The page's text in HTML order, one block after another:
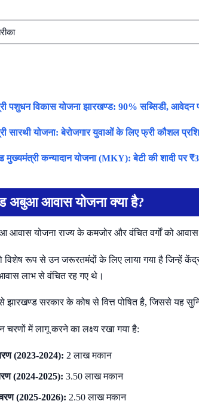
पशुधन विकास योजना झारखण्ड: 90% सब्सिडी, आवेदन
सारथी योजना: बेरोजगार युवाओं के लिए फ्री कौशल
मुख्यमंत्री कन्यादान योजना (MKY): बेटी की शादी पर
अबुआ आवास योजना क्या है?
आवास योजना राज्य के कमजोर और वंचित वर्गों को
विशेष रूप से उन जरूरतमंदों के लिए लाया गया है जिन्हें
लाभ से वंचित रह गए थे।
झारखण्ड सरकार के कोष से वित्त पोषित है, जिससे यह
चरणों में लागू करने का लक्ष्य रखा गया है:
(2023-2024): 2 लाख मकान
(2024-2025): 3.50 लाख मकान
(2025-2026): 2.50 लाख मकान